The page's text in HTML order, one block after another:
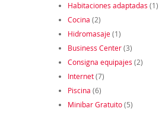
Habitaciones adaptadas (1)
Cocina (2)
Hidromasaje(1)
Business Center(3)
Consigna equipajes (2)
Internet(7)
Piscina (6)
Minibar Gratuito(5)